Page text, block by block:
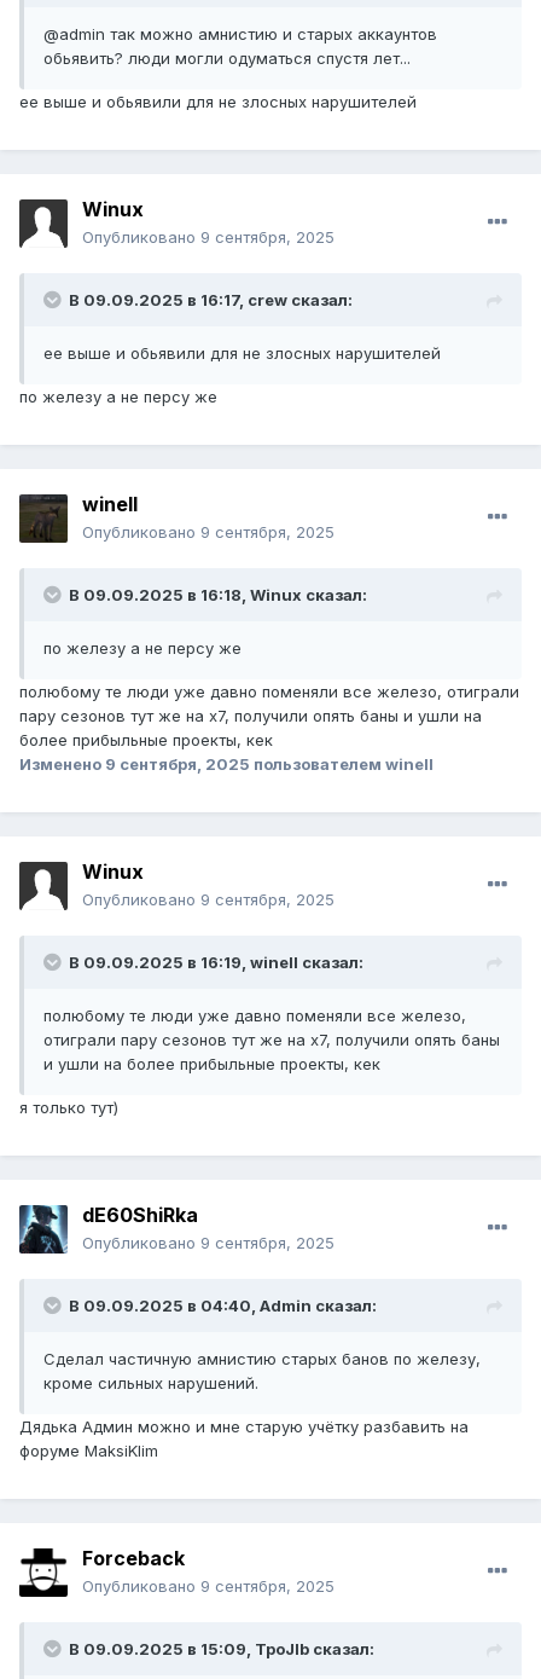
@admin так можно амнистию и старых аккаунтов
обьявить? люди могли одуматься спустя лет...
ее выше и обьявили для не злосных нарушителей
Winux
Опубликовано 9 сентября, 2025
В 09.09.2025 в 16:17, crew сказал:
ее выше и обьявили для не злосных нарушителей
по железу а не персу же
winell
Опубликовано 9 сентября, 2025
В 09.09.2025 в 16:18, Winux сказал:
по железу а не персу же
полюбому те люди уже давно поменяли все железо, отиграли
пару сезонов тут же на х7, получили опять баны и ушли на
более прибыльные проекты, кек
Изменено 9 сентября, 2025 пользователем winell
Winux
Опубликовано 9 сентября, 2025
В 09.09.2025 в 16:19, winell сказал:
полюбому те люди уже давно поменяли все железо,
отиграли пару сезонов тут же на х7, получили опять баны
и ушли на более прибыльные проекты, кек
я только тут)
dE60ShiRka
Опубликовано 9 сентября, 2025
В 09.09.2025 в 04:40, Admin сказал:
Сделал частичную амнистию старых банов по железу,
кроме сильных нарушений.
Дядька Админ можно и мне старую учётку разбавить на
форуме MaksiKlim
Forceback
Опубликовано 9 сентября, 2025
В 09.09.2025 в 15:09, TpoJlb сказал: